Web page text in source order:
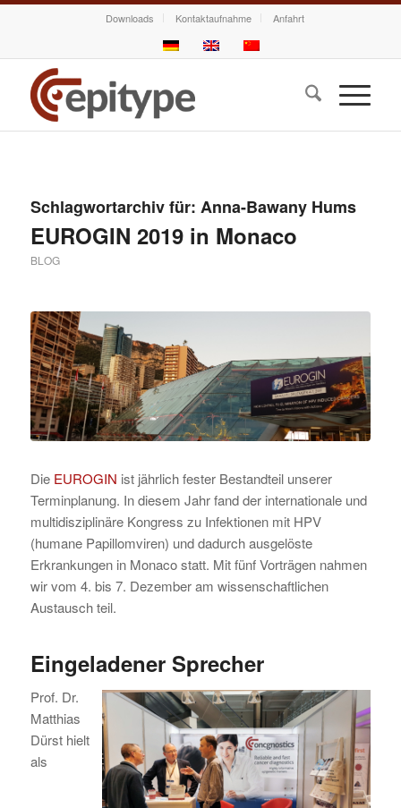
Downloads Kontaktaufnahme Anfahrt
Schlagwortarchiv für: Anna-Bawany Hums
EUROGIN 2019 in Monaco
BLOG
Die EUROGIN ist jährlich fester Bestandteil unserer
Terminplanung. In diesem Jahr fand der internationale und
multidisziplinäre Kongress zu Infektionen mit HPV
(humane Papillomviren) und dadurch ausgelöste
Erkrankungen in Monaco statt. Mit fünf Vorträgen nahmen
wir vom 4. bis 7. Dezember am wissenschaftlichen
Austausch teil.
Eingeladener Sprecher
Prof. Dr.
Matthias
Dürst hielt
als